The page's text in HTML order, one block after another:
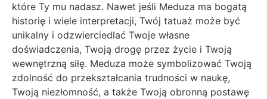
które Ty mu nadasz. Nawet jeśli Meduza ma bogatą
historię i wiele interpretacji, Twój tatuaż może być
unikalny i odzwierciedlać Twoje własne
doświadczenia, Twoją drogę przez życie i Twoją
wewnętrzną siłę. Meduza może symbolizować Twoją
zdolność do przekształcania trudności w naukę,
Twoją niezłomność, a także Twoją obronną postawę